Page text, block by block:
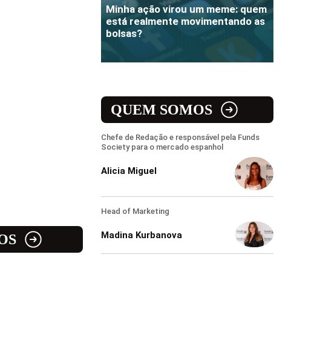
Minha ação virou um meme: quem
está realmente movimentando as
bolsas?
QUEM SOMOS
Chefe de Redação e responsável pela Funds
Society para o mercado espanhol
Alicia Miguel
Head of Marketing
Madina Kurbanova